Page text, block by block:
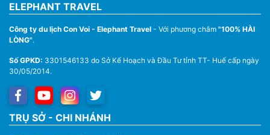
Thuê Xe Du Lịch Tại Huế – Từ 4 Chỗ Đến 45 Chỗ
ELEPHANT TRAVEL
Công ty du lịch Con Voi - Elephant Travel - Với phương châm "100% HÀI
LÒNG".
Số GPKD: 3301546133 do Sở Kế Hoạch và Đầu Tư tỉnh TT- Huế cấp ngày
30/05/2014.
TRỤ SỞ - CHI NHÁNH